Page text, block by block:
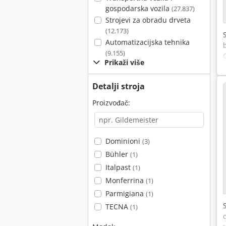
gospodarska vozila (27.837)
Strojevi za obradu drveta
(12.173)
Automatizacijska tehnika
(9.155)
Prikaži više
Detalji stroja
Proizvođač:
Dominioni (3)
Bühler (1)
Italpast (1)
Monferrina (1)
Parmigiana (1)
TECNA (1)